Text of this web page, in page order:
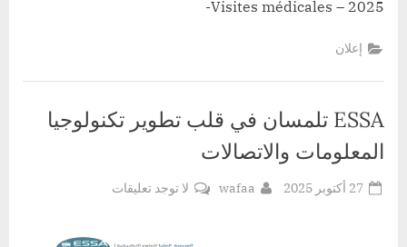
Visites médicales – 2025-
إعلان
ESSA تلمسان في قلب تطوير تكنولوجيا
المعلومات والاتصالات
Posted
27 أكتوبر 2025 By
wafaa لا توجد تعليقاتعلى